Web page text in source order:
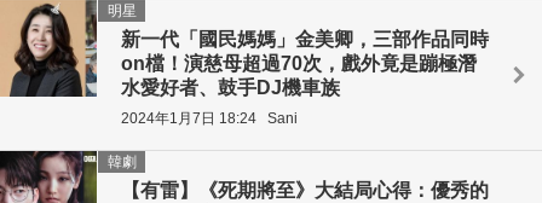
新一代「國民媽媽」金美卿，三部作品同時
on檔！演慈母超過70次，戲外竟是蹦極潛
水愛好者、鼓手DJ機車族
明星
2024年1月7日 18:24 Sani
【有雷】《死期將至》大結局心得：優秀的
韓劇